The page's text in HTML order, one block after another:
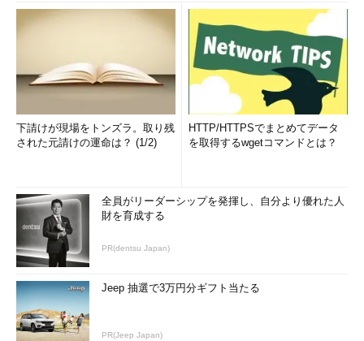
下請けが現場をトンズラ。取り残
された元請けの運命は？ (1/2)
HTTP/HTTPSでまとめてデータ
を取得するwgetコマンドとは？
全員がリーダーシップを発揮し、自分より優れた人
財を育成する
PR(dentsu Japan)
Jeep 抽選で3万円分ギフト当たる
PR(Jeep Japan)